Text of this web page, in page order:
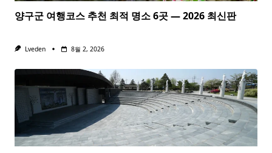
양구군 여행코스 추천 최적 명소 6곳 — 2026 최신판
Lveden 8월 2, 2026